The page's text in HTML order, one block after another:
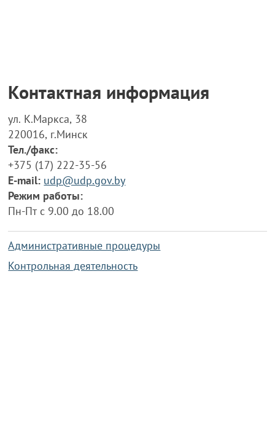
Контактная информация
ул. К.Маркса, 38
220016, г.Минск
Тел./факс:
+375 (17) 222-35-56
E-mail: udp@udp.gov.by
Режим работы:
Пн-Пт с 9.00 до 18.00
Административные процедуры
Контрольная деятельность